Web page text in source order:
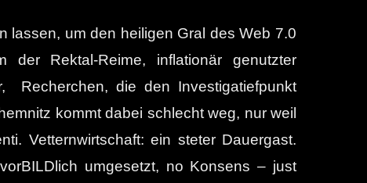
lassen, um den heiligen Gral des Web 7.0
Rektal-Reime, inflationär genutzter
Recherchen, die den Investigatiefpunkt
kommt dabei schlecht weg, nur weil
Vetternwirtschaft: ein steter Dauergast.
umgesetzt, no Konsens – just